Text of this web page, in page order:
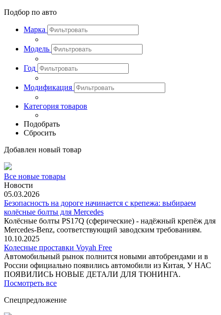
Подбор по авто
Марка
Модель
Год
Модификация
Категория товаров
Подобрать
Сбросить
Добавлен новый товар
Все новые товары
Новости
05.03.2026
Безопасность на дороге начинается с крепежа: выбираем
колёсные болты для Mercedes
Колёсные болты PS17Q (сферические) - надёжный крепёж для
Mercedes‑Benz, соответствующий заводским требованиям.
10.10.2025
Колесные проставки Voyah Free
Автомобильный рынок полнится новыми автобрендами и в
России официально появились автомобили из Китая, У НАС
ПОЯВИЛИСЬ НОВЫЕ ДЕТАЛИ ДЛЯ ТЮНИНГА.
Посмотреть все
Спецпредложение